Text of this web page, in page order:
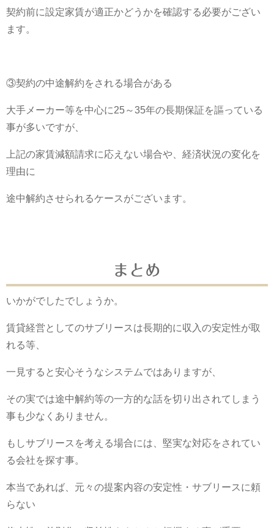
契約前に設定家賃が適正かどうかを確認する必要がござい
ます。
③契約の中途解約をされる場合がある
大手メーカー等を中心に25～35年の長期保証を謳っている
事が多いですが、
上記の家賃減額請求に応えない場合や、経済状況の変化を
理由に
途中解約させられるケースがございます。
まとめ
いかがでしたでしょうか。
賃貸経営としてのサブリースは長期的に収入の安定性が取
れる等、
一見すると安心そうなシステムではありますが、
その実では途中解約等の一方的な話を切り出されてしまう
事も少なくありません。
もしサブリースを考える場合には、堅実な対応をされてい
る会社を探す事。
本当であれば、元々の提案内容の安定性・サブリースに頼
らない